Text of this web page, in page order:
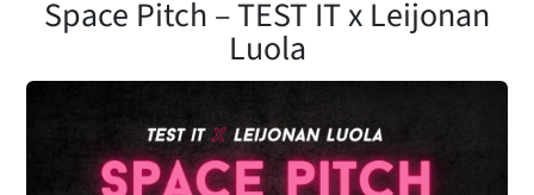
Space Pitch – TEST IT x Leijonan
Luola